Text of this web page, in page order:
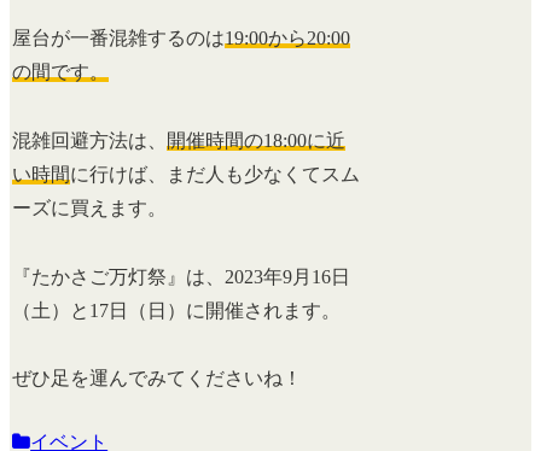
屋台が一番混雑するのは19:00から20:00
の間です。
混雑回避方法は、
開催時間の18:00に近
い時間に行けば、まだ人も少なくてスム
ーズに買えます。
『たかさご万灯祭』は、2023年9月16日
（土）と17日（日）に開催されます。
ぜひ足を運んでみてくださいね！
イベント